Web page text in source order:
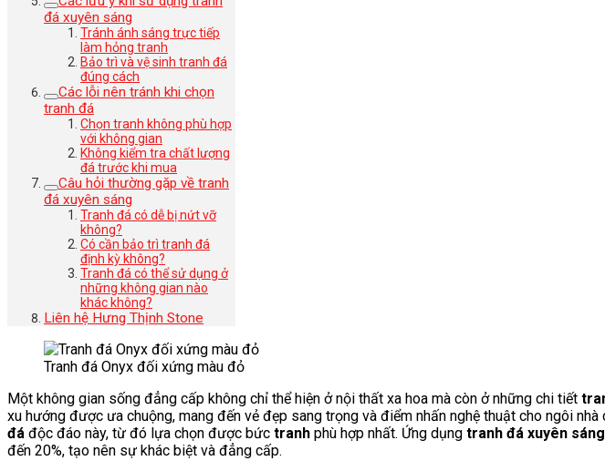
đá xuyên sáng
Tránh ánh sáng trực tiếp
làm hỏng tranh
Bảo trì và vệ sinh tranh đá
đúng cách
Các lỗi nên tránh khi chọn
tranh đá
Chọn tranh không phù hợp
với không gian
Không kiểm tra chất lượng
đá trước khi mua
Câu hỏi thường gặp về tranh
đá xuyên sáng
Tranh đá có dễ bị nứt vỡ
không?
Có cần bảo trì tranh đá
định kỳ không?
Tranh đá có thể sử dụng ở
những không gian nào
khác không?
Liên hệ Hưng Thịnh Stone
Tranh đá Onyx đối xứng màu đỏ
Một không gian sống đẳng cấp không chỉ thể hiện ở nội thất xa hoa mà còn ở những chi tiết
xu hướng được ưa chuộng, mang đến vẻ đẹp sang trọng và điểm nhấn nghệ thuật cho ngôi
đá độc đáo này, từ đó lựa chọn được bức tranh phù hợp nhất. Ứng dụng tranh đá xuyên sáng
đến 20%, tạo nên sự khác biệt và đẳng cấp.